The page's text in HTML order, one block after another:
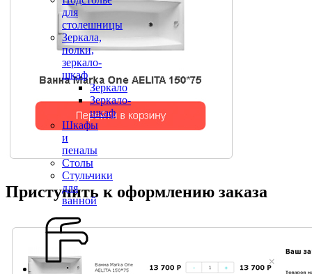
для
столешницы
Зеркала,
полки,
зеркало-
шкаф
Зеркало
Зеркало-
шкаф
Шкафы
и
пеналы
Столы
Стульчики
для
ванной
Приступить к оформлению заказа